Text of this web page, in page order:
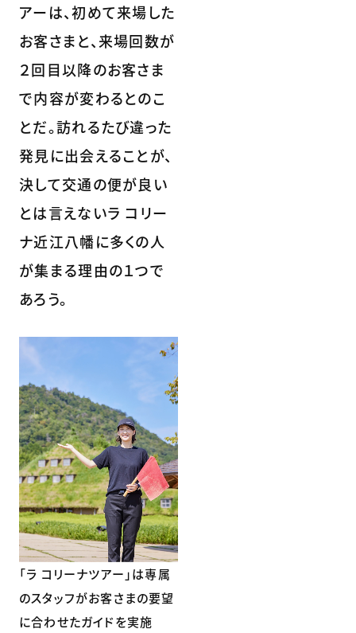
アーは、初めて来場した
お客さまと、来場回数が
２回目以降のお客さま
で内容が変わるとのこ
とだ。訪れるたび違った
発見に出会えることが、
決して交通の便が良い
とは言えないラ コリー
ナ近江八幡に多くの人
が集まる理由の１つで
あろう。
「ラ コリーナツアー」は専属
のスタッフがお客さまの要望
に合わせたガイドを実施